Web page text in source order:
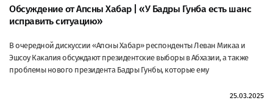
Обсуждение от Апсны Хабар | «У Бадры Гунба есть шанс
исправить ситуацию»
В очередной дискуссии «Апсны Хабар» респонденты Леван Микаа и
Эшсоу Какалия обсуждают президентские выборы в Абхазии, а также
проблемы нового президента Бадры Гунбы, которые ему
25.03.2025